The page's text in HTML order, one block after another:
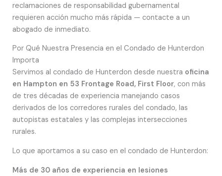
reclamaciones de responsabilidad gubernamental
requieren acción mucho más rápida — contacte a un
abogado de inmediato.
Por Qué Nuestra Presencia en el Condado de Hunterdon
Importa
Servimos al condado de Hunterdon desde nuestra oficina
en Hampton en 53 Frontage Road, First Floor, con más
de tres décadas de experiencia manejando casos
derivados de los corredores rurales del condado, las
autopistas estatales y las complejas intersecciones
rurales.
Lo que aportamos a su caso en el condado de Hunterdon:
Más de 30 años de experiencia en lesiones